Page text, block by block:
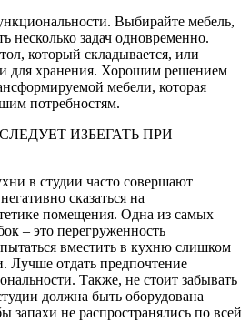
Выбирайте мебель,
несколько задач одновременно.
который складывается, или
для хранения. Хорошим решением
мебели, которая
потребностям.
ИЗБЕГАТЬ ПРИ
в студии часто совершают
сказаться на
помещения. Одна из самых
– это перегруженность
вместить в кухню слишком
Лучше отдать предпочтение
Также, не стоит забывать
должна быть оборудована
не распространялись по всей